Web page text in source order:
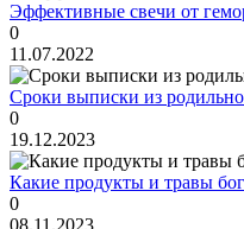
Эффективные свечи от
0
11.07.2022
Сроки выписки из
0
19.12.2023
Какие продукты и травы
0